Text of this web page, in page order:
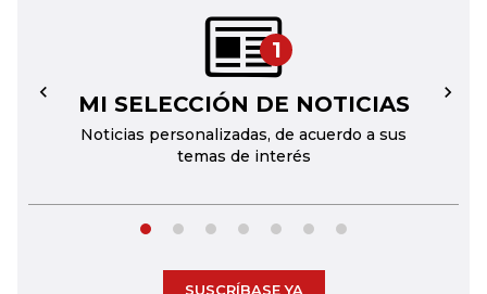
1
MI SELECCIÓN DE NOTICIAS
Noticias personalizadas, de acuerdo a sus
temas de interés
← →
SUSCRÍBASE YA